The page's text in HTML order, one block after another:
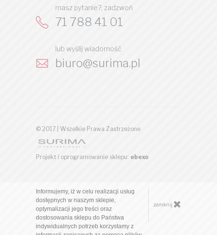
masz pytanie?, zadzwoń
71 788 41 01
lub wyślij wiadomość
biuro@surima.pl
© 2017 | Wszelkie Prawa Zastrzeżone
Projekt i oprogramowanie sklepu: ebexo
Informujemy, iż w celu realizacji usług
dostępnych w naszym sklepie,
optymalizacji jego treści oraz
dostosowania sklepu do Państwa
indywidualnych potrzeb korzystamy z
zamknij